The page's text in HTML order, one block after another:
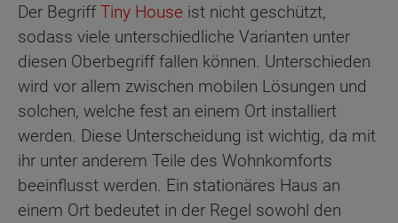
Der BegriffTiny House ist nicht geschützt,
sodass viele unterschiedliche Varianten unter
diesen Oberbegriff fallen können. Unterschieden
wird vor allem zwischen mobilen Lösungen und
solchen, welche fest an einem Ort installiert
werden. Diese Unterscheidung ist wichtig, da mit
ihr unter anderem Teile des Wohnkomforts
beeinflusst werden. Ein stationäres Haus an
einem Ort bedeutet in der Regel sowohl den